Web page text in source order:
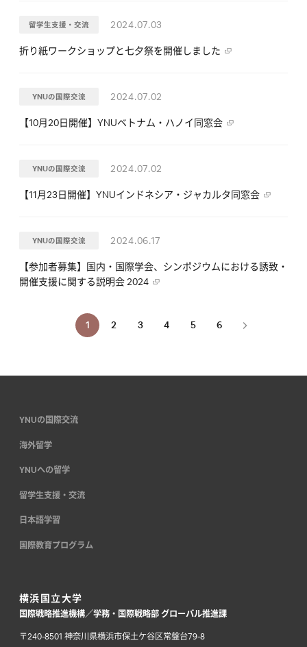
留学生支援・交流 2024.07.03
折り紙ワークショップと七夕祭を開催しました
YNUの国際交流 2024.07.02
【10月20日開催】YNUベトナム・ハノイ同窓会
YNUの国際交流 2024.07.02
【11月23日開催】YNUインドネシア・ジャカルタ同窓会
YNUの国際交流 2024.06.17
【参加者募集】国内・国際学会、シンポジウムにおける誘致・
開催支援に関する説明会 2024
1 2 3 4 5 6
YNUの国際交流
海外留学
YNUへの留学
留学生支援・交流
日本語学習
国際教育プログラム
横浜国立大学
国際戦略推進機構／学務・国際戦略部 グローバル推進課
〒240-8501 神奈川県横浜市保土ケ谷区常盤台79-8